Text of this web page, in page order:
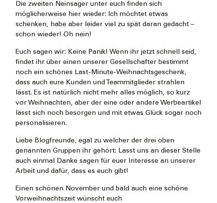
Die zweiten Neinsager unter euch finden sich
möglicherweise hier wieder: Ich möchtet etwas
schenken, habe aber leider viel zu spät daran gedacht –
schon wieder! Oh nein!
Euch sagen wir: Keine Panik! Wenn ihr jetzt schnell seid,
findet ihr über einen unserer Gesellschafter bestimmt
noch ein schönes Last-Minute-Weihnachtsgeschenk,
dass auch eure Kunden und Teammitglieder strahlen
lässt. Es ist natürlich nicht mehr alles möglich, so kurz
vor Weihnachten, aber der eine oder andere Werbeartikel
lässt sich noch besorgen und mit etwas Glück sogar noch
personalisieren.
Liebe Blogfreunde, egal zu welcher der drei oben
genannten Gruppen ihr gehört: Lasst uns an dieser Stelle
auch einmal Danke sagen für euer Interesse an unserer
Arbeit und dafür, dass es euch gibt!
Einen schönen November und bald auch eine schöne
Vorweihnachtszeit wünscht euch